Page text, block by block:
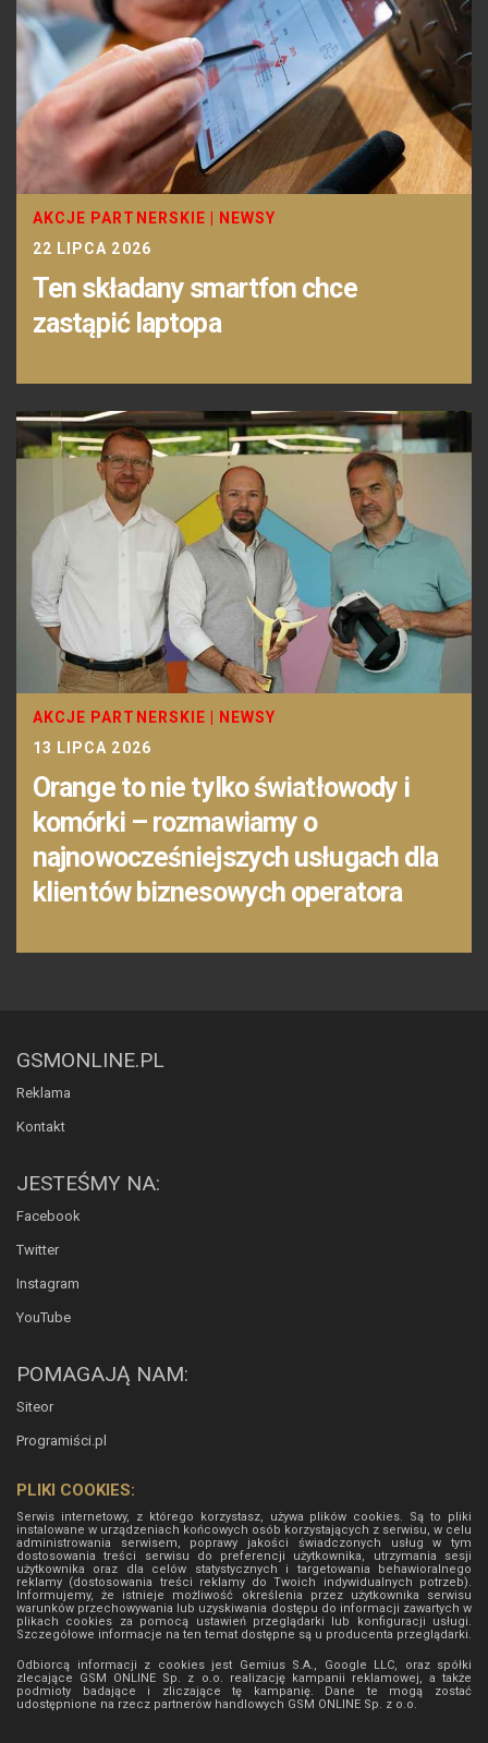
AKCJE PARTNERSKIE
NEWSY
22 LIPCA 2026
Ten składany smartfon chce
zastąpić laptopa
AKCJE PARTNERSKIE
NEWSY
13 LIPCA 2026
Orange to nie tylko światłowody i
komórki – rozmawiamy o
najnowocześniejszych usługach dla
klientów biznesowych operatora
GSMONLINE.PL
Reklama
Kontakt
JESTEŚMY NA:
Facebook
Twitter
Instagram
YouTube
POMAGAJĄ NAM:
Siteor
Programiści.pl
PLIKI COOKIES:
Serwis internetowy, z którego korzystasz, używa plików cookies. Są to pliki
instalowane w urządzeniach końcowych osób korzystających z serwisu, w celu
administrowania serwisem, poprawy jakości świadczonych usług w tym
dostosowania treści serwisu do preferencji użytkownika, utrzymania sesji
użytkownika oraz dla celów statystycznych i targetowania behawioralnego
reklamy (dostosowania treści reklamy do Twoich indywidualnych potrzeb).
Informujemy, że istnieje możliwość określenia przez użytkownika serwisu
warunków przechowywania lub uzyskiwania dostępu do informacji zawartych w
plikach cookies za pomocą ustawień przeglądarki lub konfiguracji usługi.
Szczegółowe informacje na ten temat dostępne są u producenta przeglądarki.
Odbiorcą informacji z cookies jest Gemius S.A., Google LLC, oraz spółki
zlecające GSM ONLINE Sp. z o.o. realizację kampanii reklamowej, a także
podmioty badające i zliczające tę kampanię. Dane te mogą zostać
udostępnione na rzecz partnerów handlowych GSM ONLINE Sp. z o.o.